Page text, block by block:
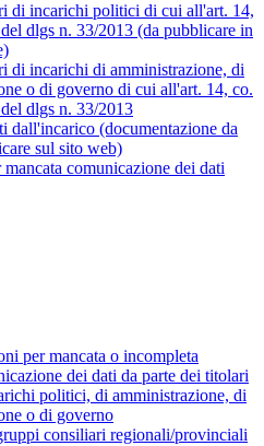
di incarichi politici di cui all'art. 14,
dlgs n. 33/2013 (da pubblicare in
di incarichi di amministrazione, di
o di governo di cui all'art. 14, co.
dlgs n. 33/2013
dall'incarico (documentazione da
sul sito web)
mancata comunicazione dei dati
per mancata o incompleta
dei dati da parte dei titolari
politici, di amministrazione, di
o di governo
consiliari regionali/provinciali